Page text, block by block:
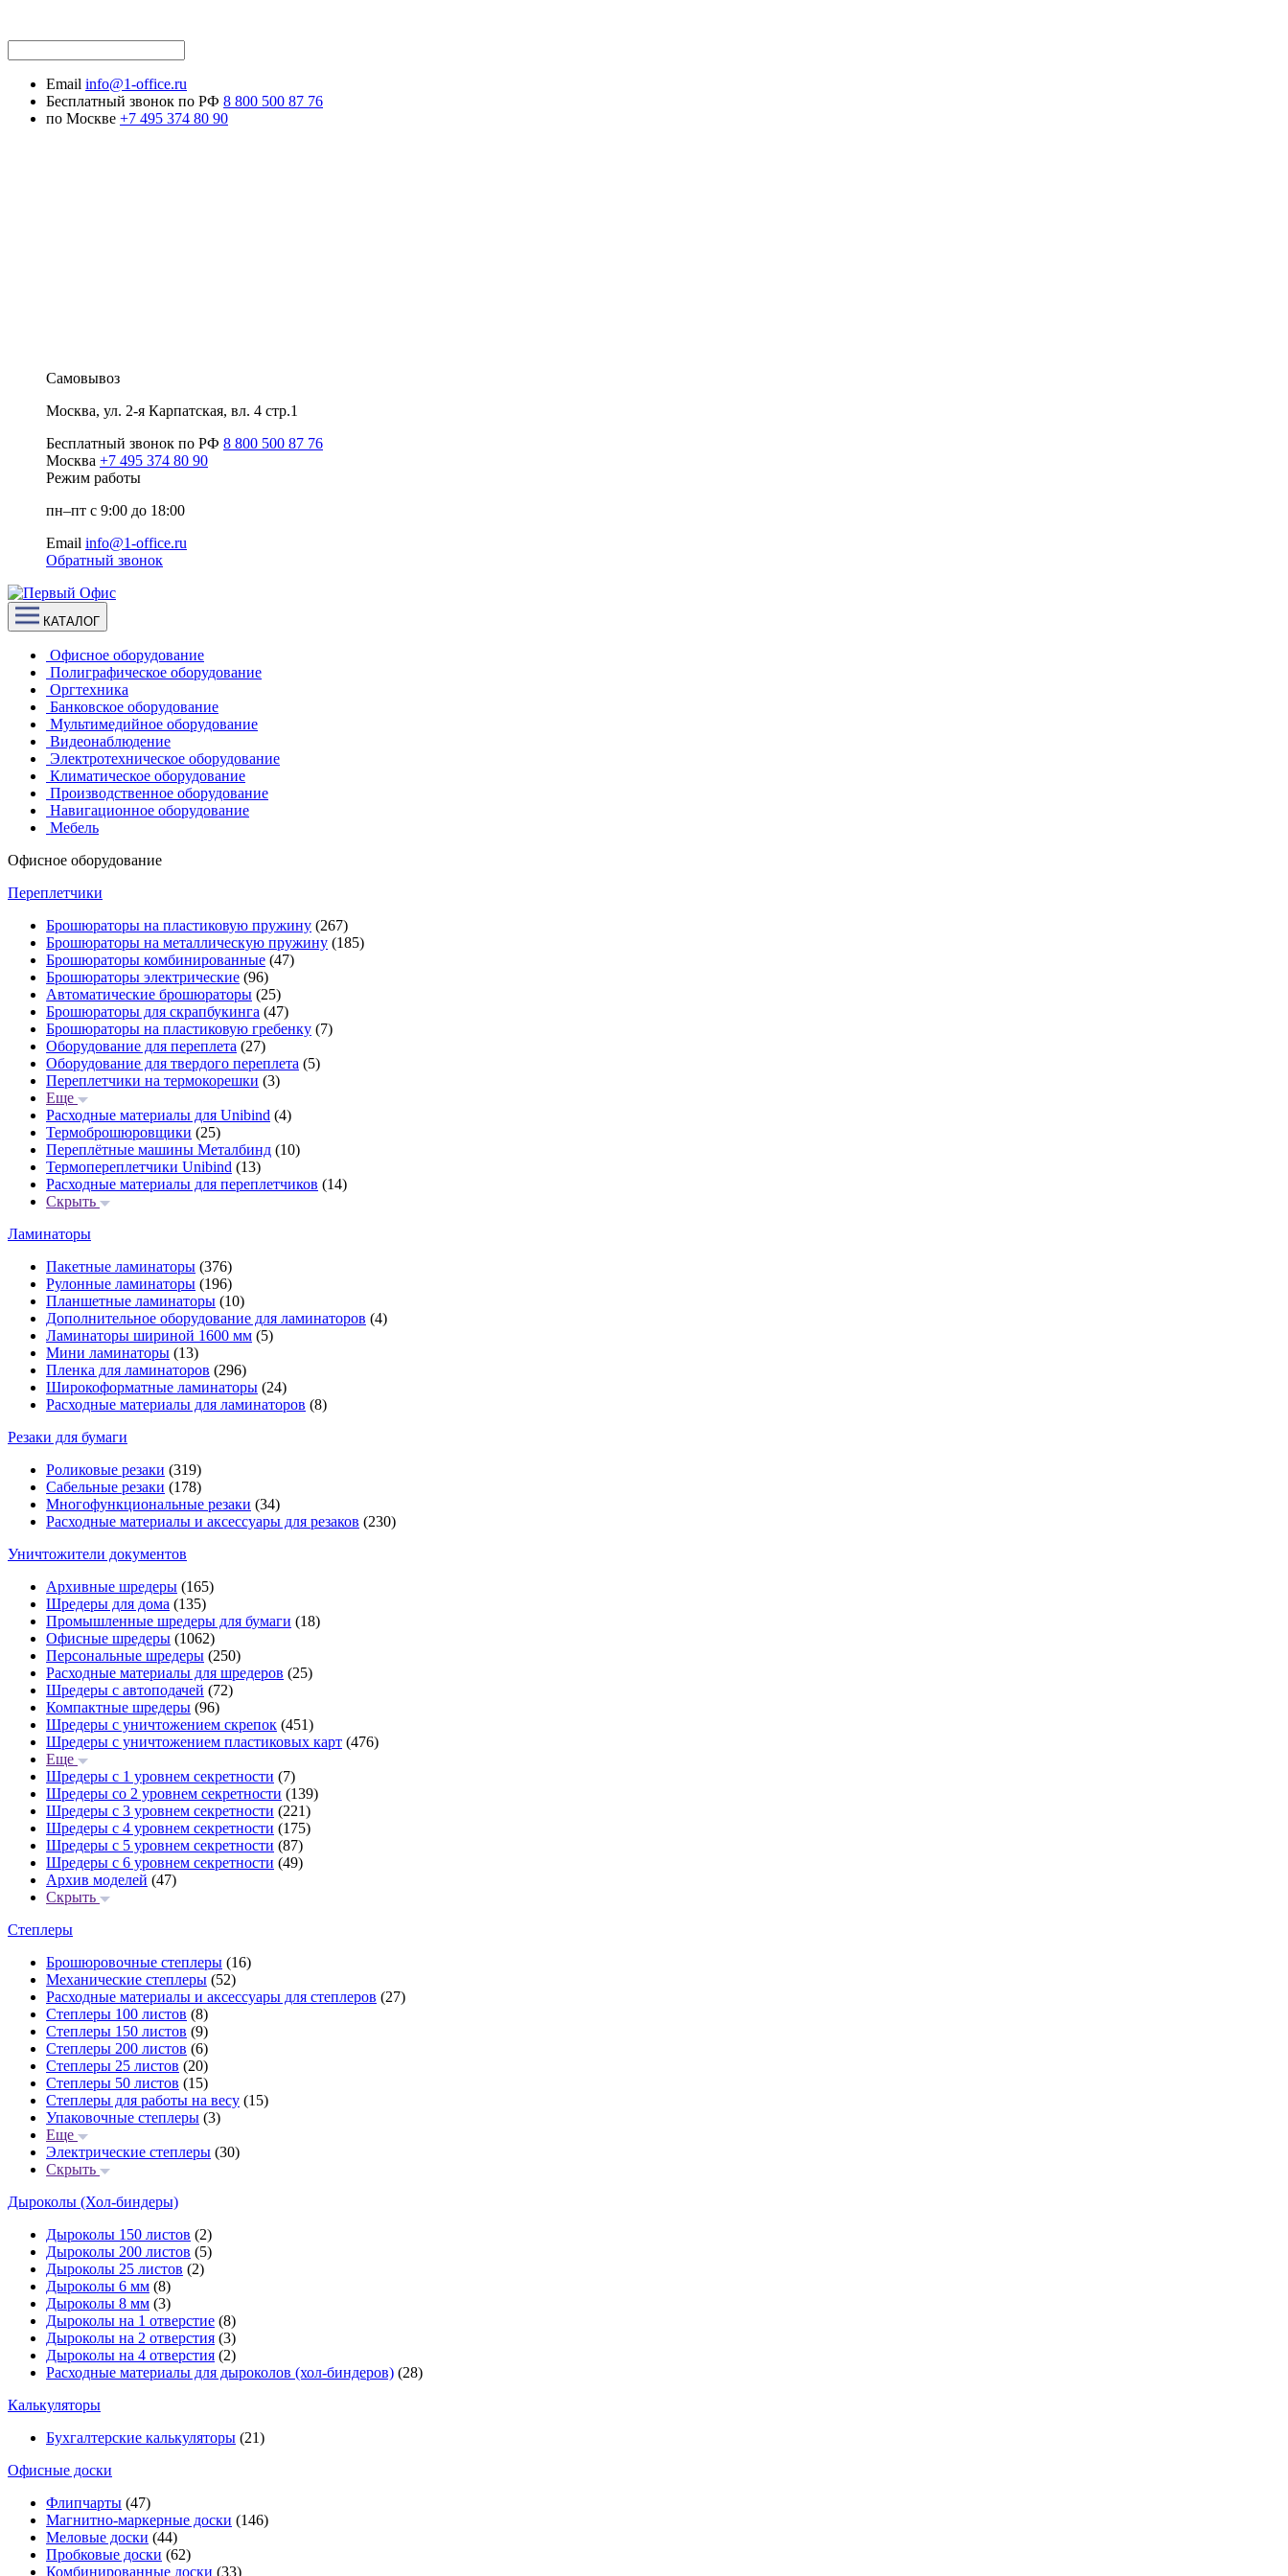
Email info@1-office.ru
Бесплатный звонок по РФ 8 800 500 87 76
по Москве +7 495 374 80 90
Самовывоз
Москва, ул. 2-я Карпатская, вл. 4 стр.1
Бесплатный звонок по РФ 8 800 500 87 76
Москва +7 495 374 80 90
Режим работы
пн–пт с 9:00 до 18:00
Email info@1-office.ru
Обратный звонок
КАТАЛОГ
Офисное оборудование
Полиграфическое оборудование
Оргтехника
Банковское оборудование
Мультимедийное оборудование
Видеонаблюдение
Электротехническое оборудование
Климатическое оборудование
Производственное оборудование
Навигационное оборудование
Мебель
Офисное оборудование
Переплетчики
Брошюраторы на пластиковую пружину (267)
Брошюраторы на металлическую пружину (185)
Брошюраторы комбинированные (47)
Брошюраторы электрические (96)
Автоматические брошюраторы (25)
Брошюраторы для скрапбукинга (47)
Брошюраторы на пластиковую гребенку (7)
Оборудование для переплета (27)
Оборудование для твердого переплета (5)
Переплетчики на термокорешки (3)
Еще
Расходные материалы для Unibind (4)
Термоброшюровщики (25)
Переплётные машины Металбинд (10)
Термопереплетчики Unibind (13)
Расходные материалы для переплетчиков (14)
Скрыть
Ламинаторы
Пакетные ламинаторы (376)
Рулонные ламинаторы (196)
Планшетные ламинаторы (10)
Дополнительное оборудование для ламинаторов (4)
Ламинаторы шириной 1600 мм (5)
Мини ламинаторы (13)
Пленка для ламинаторов (296)
Широкоформатные ламинаторы (24)
Расходные материалы для ламинаторов (8)
Резаки для бумаги
Роликовые резаки (319)
Сабельные резаки (178)
Многофункциональные резаки (34)
Расходные материалы и аксессуары для резаков (230)
Уничтожители документов
Архивные шредеры (165)
Шредеры для дома (135)
Промышленные шредеры для бумаги (18)
Офисные шредеры (1062)
Персональные шредеры (250)
Расходные материалы для шредеров (25)
Шредеры с автоподачей (72)
Компактные шредеры (96)
Шредеры с уничтожением скрепок (451)
Шредеры с уничтожением пластиковых карт (476)
Еще
Шредеры с 1 уровнем секретности (7)
Шредеры со 2 уровнем секретности (139)
Шредеры с 3 уровнем секретности (221)
Шредеры с 4 уровнем секретности (175)
Шредеры с 5 уровнем секретности (87)
Шредеры с 6 уровнем секретности (49)
Архив моделей (47)
Скрыть
Степлеры
Брошюровочные степлеры (16)
Механические степлеры (52)
Расходные материалы и аксессуары для степлеров (27)
Степлеры 100 листов (8)
Степлеры 150 листов (9)
Степлеры 200 листов (6)
Степлеры 25 листов (20)
Степлеры 50 листов (15)
Степлеры для работы на весу (15)
Упаковочные степлеры (3)
Еще
Электрические степлеры (30)
Скрыть
Дыроколы (Хол-биндеры)
Дыроколы 150 листов (2)
Дыроколы 200 листов (5)
Дыроколы 25 листов (2)
Дыроколы 6 мм (8)
Дыроколы 8 мм (3)
Дыроколы на 1 отверстие (8)
Дыроколы на 2 отверстия (3)
Дыроколы на 4 отверстия (2)
Расходные материалы для дыроколов (хол-биндеров) (28)
Калькуляторы
Бухгалтерские калькуляторы (21)
Офисные доски
Флипчарты (47)
Магнитно-маркерные доски (146)
Меловые доски (44)
Пробковые доски (62)
Комбинированные доски (33)